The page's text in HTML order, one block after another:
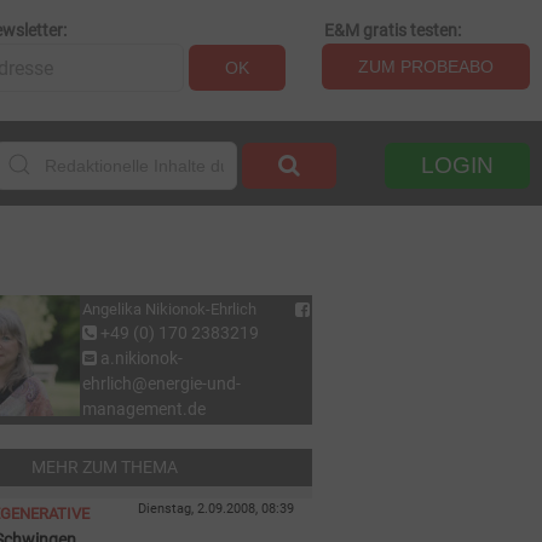
OK
E&M gratis testen:
ZUM PROBEABO
LOGIN
Angelika Nikionok-Ehrlich
+49 (0) 170 2383219
a.nikionok-
ehrlich@energie-und-
management.de
MEHR ZUM THEMA
Dienstag, 2.09.2008, 08:39